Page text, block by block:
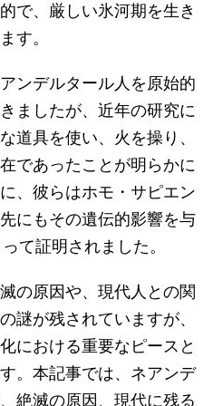
で、厳しい氷河期を生き
す。
ンデルタール人を原始的
ましたが、近年の研究に
道具を使い、火を操り、
であったことが明らかに
、彼らはホモ・サピエン
にもその遺伝的影響を与
て証明されました。
の原因や、現代人との関
謎が残されていますが、
における重要なピースと
。本記事では、ネアンデ
絶滅の原因、現代に残る